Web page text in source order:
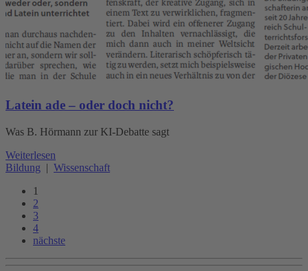
Latein ade – oder doch nicht?
Was B. Hörmann zur KI-Debatte sagt
Weiterlesen
Bildung | Wissenschaft
1
2
3
4
nächste